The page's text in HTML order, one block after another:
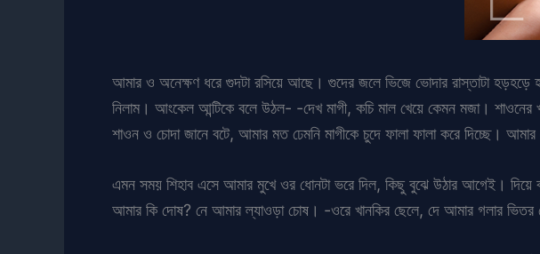
আমার ও অনেক্ষণ ধরে গুদটা রসিয়ে আছে। গুদের জলে ভিজে ভোদার রাস্তাটা
নিলাম। আংকেল আন্টিকে বলে উঠল- -দেখ মাগী, কচি মাল খেয়ে কেমন মজা।
শাওন ও চোদা জানে বটে, আমার মত ঢেমনি মাগীকে চুদে ফালা ফালা করে দিচ্ছে।
এমন সময় শিহাব এসে আমার মুখে ওর ধোনটা ভরে দিল, কিছু বুঝে উঠার আগেই। দিয়ে
আমার কি দোষ? নে আমার ল্যাওড়া চোষ। -ওরে খানকির ছেলে, দে আমার গলার